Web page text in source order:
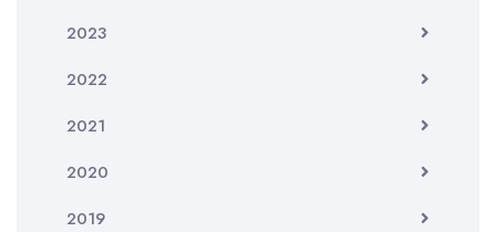
2023
2022
2021
2020
2019